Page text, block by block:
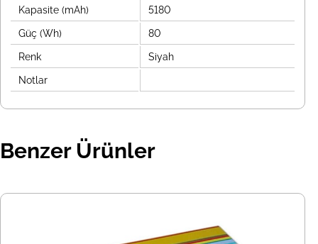
Kapasite (mAh) 5180
Güç (Wh) 80
Renk Siyah
Notlar
Benzer Ürünler